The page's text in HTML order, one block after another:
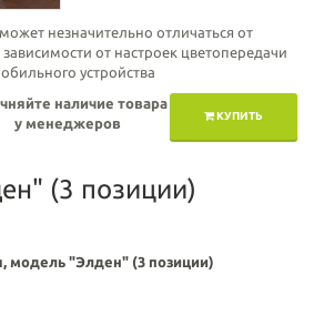
незначительно отличаться от
от настроек цветопередачи
устройства
КУПИТЬ
наличие товара
у менеджеров
(3 позиции)
модель "Элден" (3 позиции)